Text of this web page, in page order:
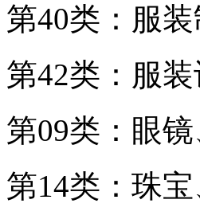
第40类：服
第42类：服
第09类：眼
第14类：珠